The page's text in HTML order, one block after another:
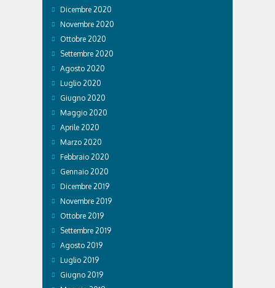
Dicembre 2020
Novembre 2020
Ottobre 2020
Settembre 2020
Agosto 2020
Luglio 2020
Giugno 2020
Maggio 2020
Aprile 2020
Marzo 2020
Febbraio 2020
Gennaio 2020
Dicembre 2019
Novembre 2019
Ottobre 2019
Settembre 2019
Agosto 2019
Luglio 2019
Giugno 2019